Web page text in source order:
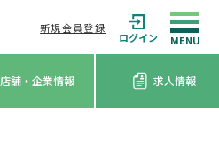
新規会員登録
ログイン
店舗・企業情報 求人情報